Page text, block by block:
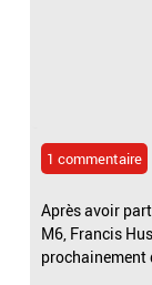
1 commentaire
Après avoir
M6, Francis
prochainement